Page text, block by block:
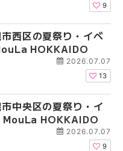
9
西区の夏祭り・イベ
HOKKAIDO
2026.07.07
13
中央区の夏祭り・イ
MouLa HOKKAIDO
2026.07.07
9
2026年夏 札幌市北区
ントまとめ | MouLa
2026年夏 札幌市清田
ベントまとめ |
2026年夏 札幌市清田
ベントまとめ |
2026年夏 札幌市手稲
ベントまとめ |